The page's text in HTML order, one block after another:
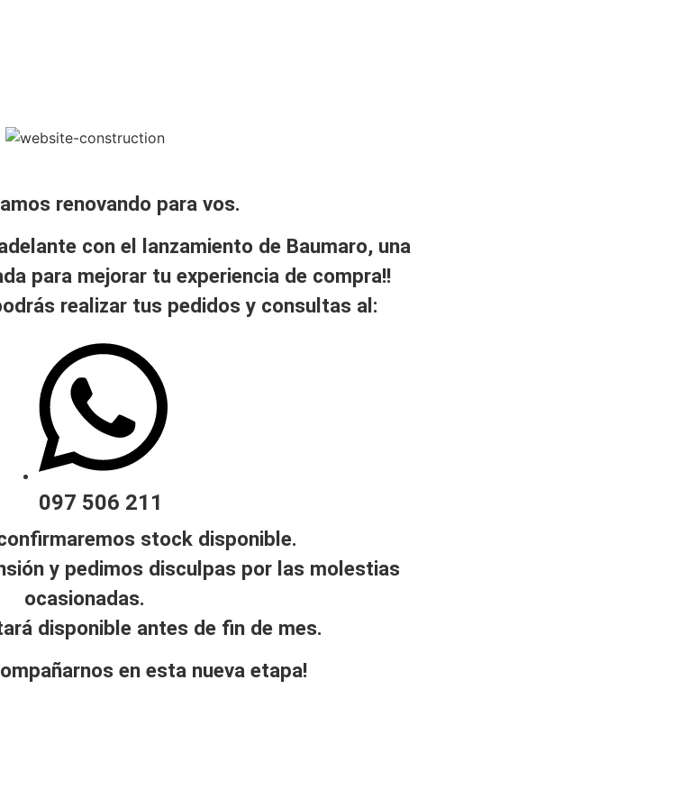
renovando para vos.
con el lanzamiento de Baumaro, una
para mejorar tu experiencia de compra!!
realizar tus pedidos y consultas al:
097 506 211
stock disponible.
y pedimos disculpas por las molestias
ocasionadas.
disponible antes de fin de mes.
en esta nueva etapa!